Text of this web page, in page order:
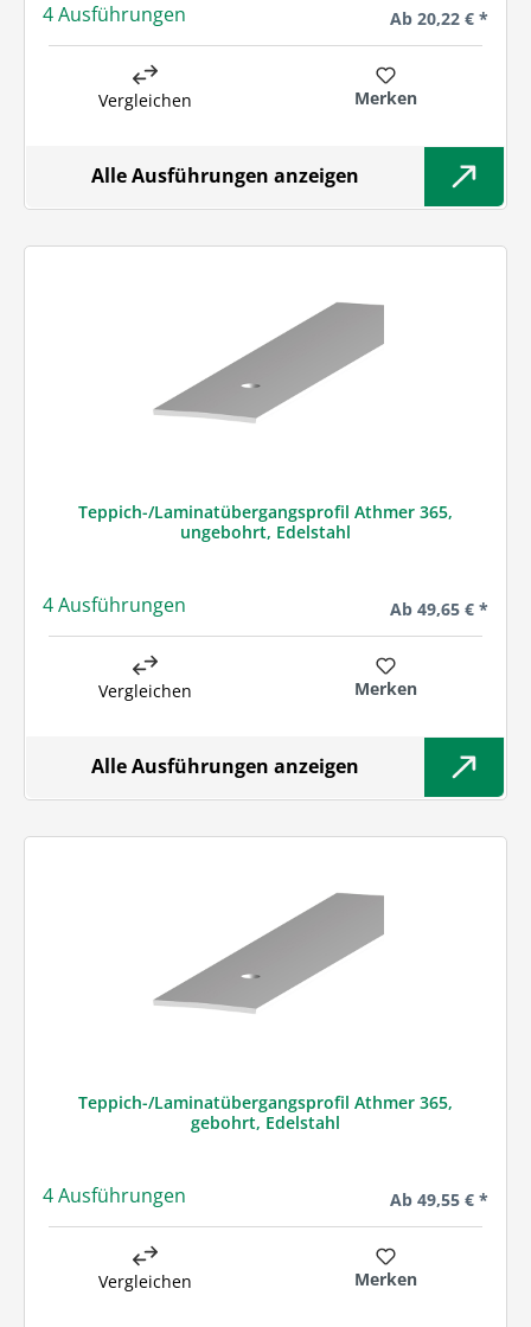
4 Ausführungen Regulärer Preis:
Ab 20,22 € *
Vergleichen Merken
Alle Ausführungen anzeigen
Teppich-/Laminatübergangsprofil Athmer 365,
ungebohrt, Edelstahl
4 Ausführungen Regulärer Preis:
Ab 49,65 € *
Vergleichen Merken
Alle Ausführungen anzeigen
Teppich-/Laminatübergangsprofil Athmer 365,
gebohrt, Edelstahl
4 Ausführungen Regulärer Preis:
Ab 49,55 € *
Vergleichen Merken